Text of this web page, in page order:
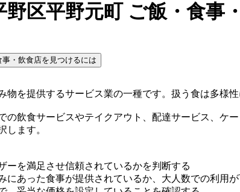
野区平野元町 ご飯・食事
・飲食店を見つけるには
物を提供するサービス業の一種です。扱う食は多様
の飲食サービスやテイクアウト、配達サービス、
します。
ーを満足させ信頼されているかを判断する
にあった食事が提供されているか、大人数での利用